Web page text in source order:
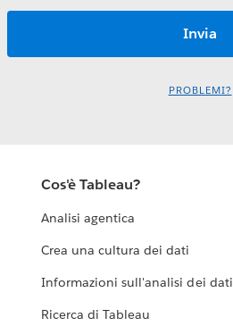
PROBLEMI?
Cos'è Tableau?
Analisi agentica
Crea una cultura dei dati
Informazioni sull'analisi dei dati
Ricerca di Tableau